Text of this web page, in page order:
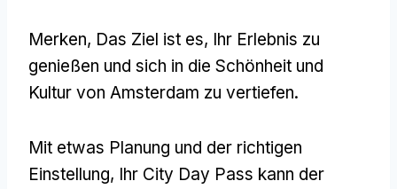
Merken, Das Ziel ist es, Ihr Erlebnis zu
genießen und sich in die Schönheit und
Kultur von Amsterdam zu vertiefen.
Mit etwas Planung und der richtigen
Einstellung, Ihr City Day Pass kann der